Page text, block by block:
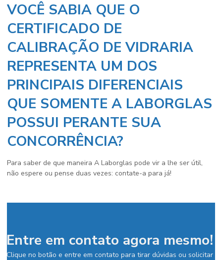
VOCÊ SABIA QUE O
CERTIFICADO DE
CALIBRAÇÃO DE VIDRARIA
REPRESENTA UM DOS
PRINCIPAIS DIFERENCIAIS
QUE SOMENTE A LABORGLAS
POSSUI PERANTE SUA
CONCORRÊNCIA?
Para saber de que maneira A Laborglas pode vir a lhe ser útil,
não espere ou pense duas vezes: contate-a para já!
Entre em contato agora mesmo!
Clique no botão e entre em contato para tirar dúvidas ou solicitar